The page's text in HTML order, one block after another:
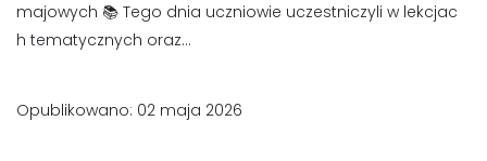
majowych 📚 Tego dnia uczniowie uczestniczyli w lekcjac
h tematycznych oraz...
Opublikowano: 02 maja 2026